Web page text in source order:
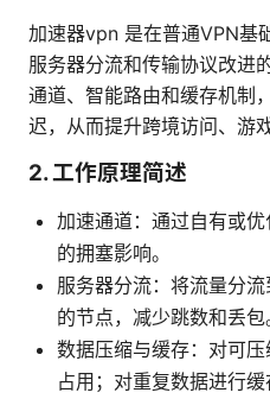
加速器vpn 是在普通VPN基
服务器分流和传输协议改进
通道、智能路由和缓存机制
迟，从而提升跨境访问、游
2. 工作原理简述
加速通道：通过自有或
的拥塞影响。
服务器分流：将流量分
的节点，减少跳数和丢包
数据压缩与缓存：对可
占用；对重复数据进行缓